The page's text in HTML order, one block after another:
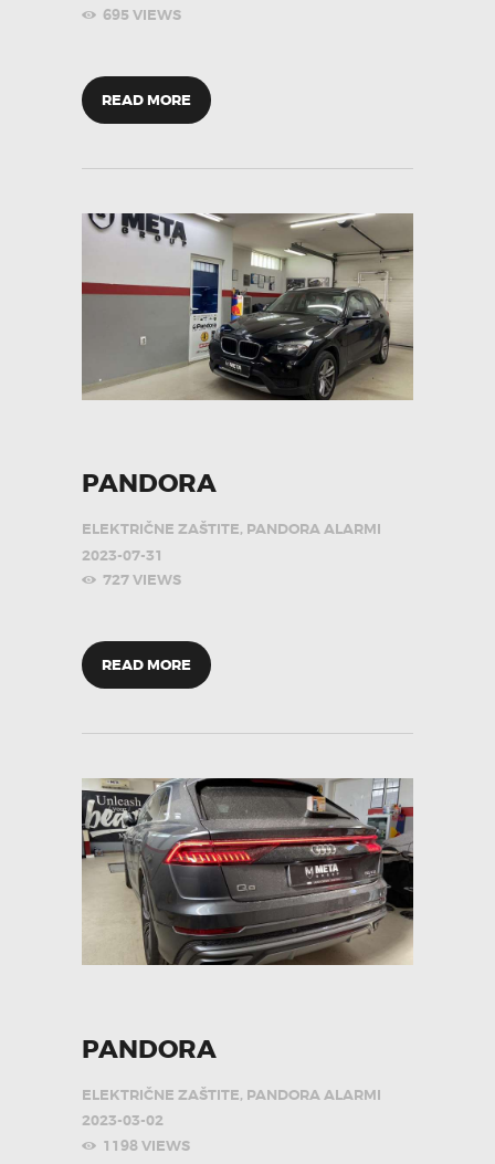
695 VIEWS
READ MORE
PANDORA
ELEKTRIČNE ZAŠTITE, PANDORA ALARMI
2023-07-31
727VIEWS
READ MORE
PANDORA
ELEKTRIČNE ZAŠTITE, PANDORA ALARMI
2023-03-02
1198VIEWS